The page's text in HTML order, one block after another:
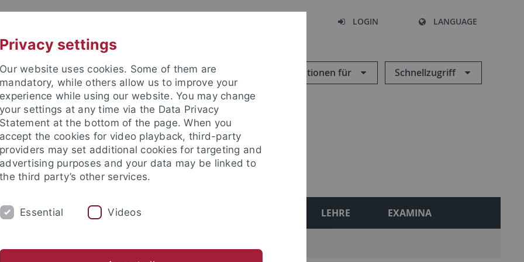
LOGIN LANGUAGE
Informationen für Schnellzugriff
FORSCHUNG LEHRE EXAMINA
Privacy settings
Our website uses cookies. Some of them are
mandatory, while others allow us to improve your
experience while using our website. You may change
your settings at any time via the Data Privacy
Statement at the bottom of the page. When you
accept the cookies for video playback, third-party
providers may set additional cookies for targeting and
advertising purposes and your data may be linked to
the third party’s other services.
Essential Videos